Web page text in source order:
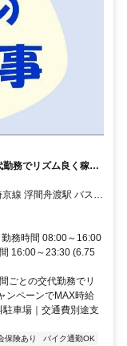
務でリズム良く稼げ
給2,000円GET！！
停下車徒歩１分！
務時間 08:00～16:00
16:00～23:30 (6.75
ごとの交代勤務でリ
ンペーンでMAX時給
車場｜交通費別途支
保険あり
バイク通勤OK